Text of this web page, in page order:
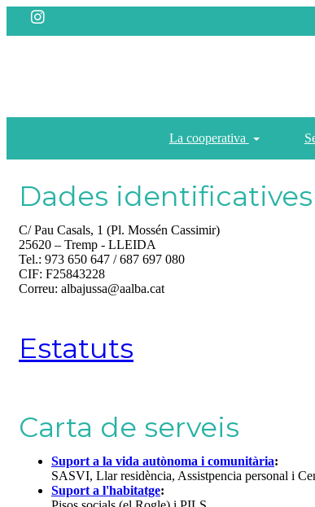
La cooperativa
Dades identificatives
C/ Pau Casals, 1 (Pl. Mossén Cassimir)
25620 – Tremp - LLEIDA
Tel.: 973 650 647 / 687 697 080
CIF: F25843228
Correu: albajussa@aalba.cat
Estatuts
Carta de serveis
Suport a la vida autònoma i comunitària:
SASVI, Llar residència, Assistpencia personal i
Suport a l'habitatge: